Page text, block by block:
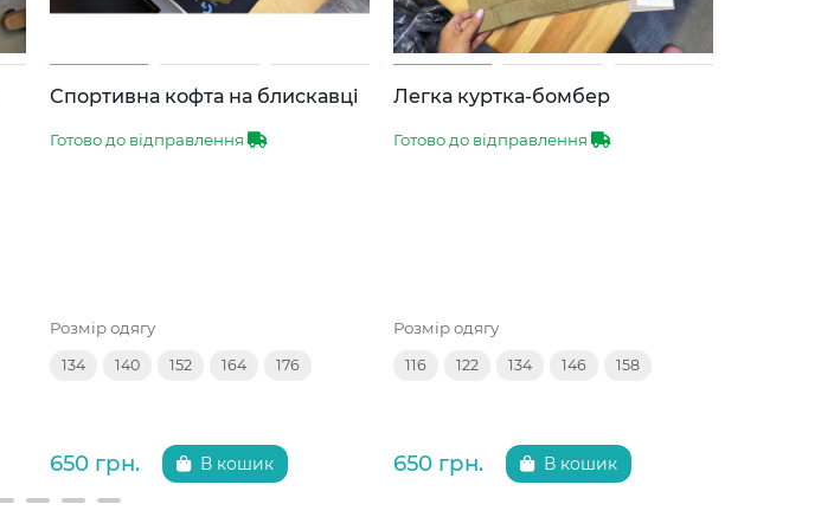
Спортивна кофта на блискавці
Готово до відправлення
Розмір одягу
134 140 152 164 176
650 грн. В кошик
Легка куртка-бомбер
Готово до відправлення
Розмір одягу
116 122 134 146 158
650 грн. В кошик